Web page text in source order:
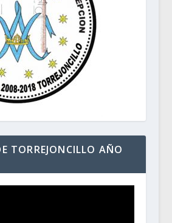
TORREJONCILLO AÑO